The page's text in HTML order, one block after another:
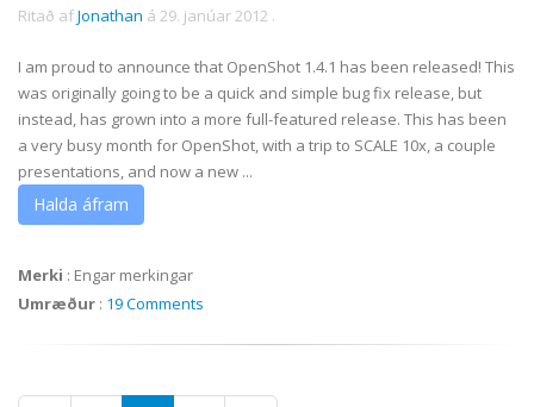
Ritað afJonathan á 29. janúar 2012 .
I am proud to announce that OpenShot 1.4.1 has been released! This
was originally going to be a quick and simple bug fix release, but
instead, has grown into a more full-featured release. This has been
a very busy month for OpenShot, with a trip to SCALE 10x, a couple
presentations, and now a new ...
Halda áfram
Merki : Engar merkingar
Umræður : 19 Comments